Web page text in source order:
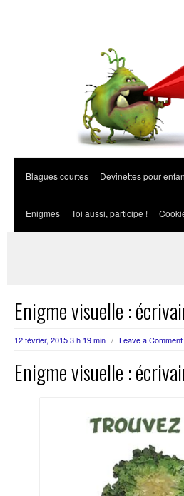
Blagues courtes Devinettes pour
Enigmes Toi aussi, participe !
Enigme visuelle :
12 février, 2015 3 h 19 min / Leave a Comment
Enigme visuelle :